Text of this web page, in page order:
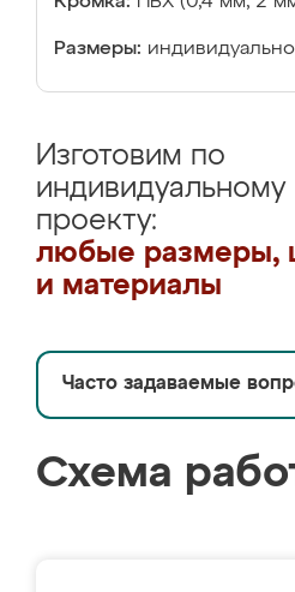
Размеры:
Изготовим по
индивидуальному
проекту:
любые размеры,
и материалы
Часто задаваемые
Схема